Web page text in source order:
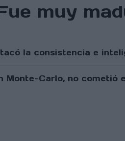
muy
la consistencia e